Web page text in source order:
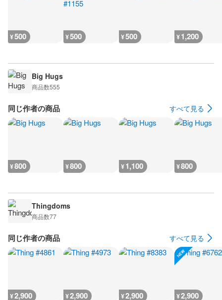
¥500 ¥500 ¥500 ¥1,200
Big Hugs
商品数555
同じ作者の商品 すべて見る
¥800 ¥800 ¥1,100 ¥800
Thingdoms
商品数77
同じ作者の商品 すべて見る
¥2,900 ¥2,900 ¥2,900 ¥2,900